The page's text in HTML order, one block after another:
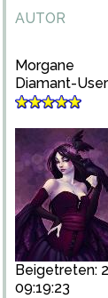
AUTOR
Morgane
Diamant-User
Beigetreten:
09:19:23